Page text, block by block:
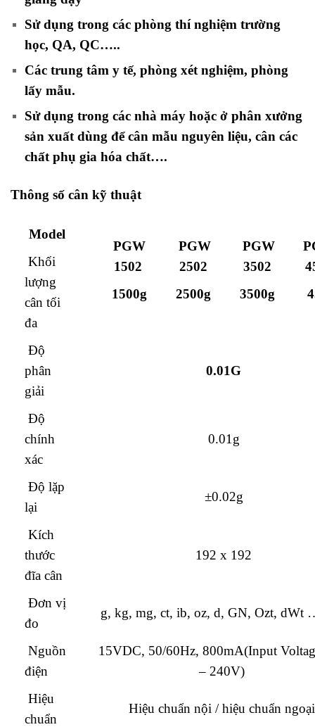
Sử dụng trong các phòng thí nghiệm trường
học, QA, QC…..
Các trung tâm y tế, phòng xét nghiệm, phòng
lấy mẫu.
Sử dụng trong các nhà máy hoặc ở phân xưởng
sản xuất dùng để cân mẫu nguyên liệu, cân các
chất phụ gia hóa chất….
Thông số cân kỹ thuật
Model
PGW
1502
PGW
2502
PGW
3502
1500g
2500g 3500g
Khối
lượng
cân tối
đa
Độ
phân
giải
0.01G
Độ
chính
xác
0.01g
Độ lặp
lại
±0.02g
Kích
thước
đĩa cân
192 x 192
Đơn vị
đo
g, kg, mg, ct, ib, oz, d, GN, Ozt,
Nguồn
điện
15VDC, 50/60Hz, 800mA(Input
– 240V)
Hiệu
chuẩn
Hiệu chuẩn nội / hiệu chuẩn ngoại